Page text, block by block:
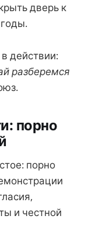
дверь к
действии:
разберемся
порно
порно
и честной